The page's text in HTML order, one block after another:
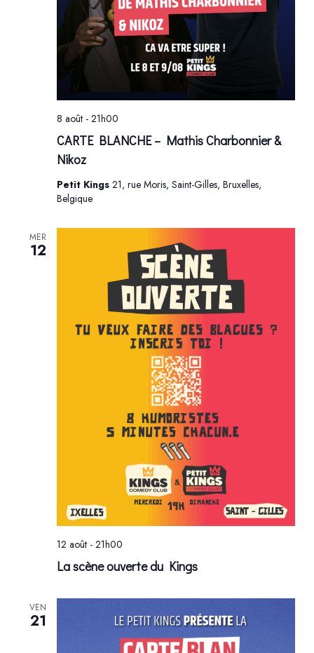
CARTE BLANCHE – Mathis Charbonnier &
Nikoz
8 août - 21h00
Petit Kings 21, rue Moris, Saint-Gilles, Bruxelles,
Belgique
MER
12
La scène ouverte du Kings
12 août - 21h00
VEN
21